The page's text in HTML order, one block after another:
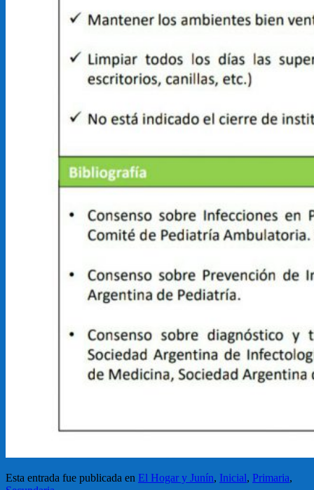
Esta entrada fue publicada en El Hogar y Junín, Inicial, Primaria,